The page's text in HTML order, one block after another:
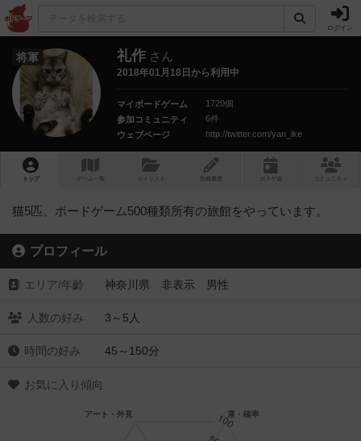
ログイン
将軍 礼作 さん
2018年01月18日から利用中
マイボードゲーム
1720個
参加コミュニティ
6件
ウェブページ
http://twitter.com/yan_ike
トップ ゲーム一覧 マイリスト 投稿履歴 ボ ドゲ コミュニティ
猫5匹、ボードゲーム500種類所有の旅館をやっています。
プロフィール
エリア/年齡 神奈川県 非表示 男性
人数の好み 3～5人
時間の好み 45～150分
お気に入り傾向